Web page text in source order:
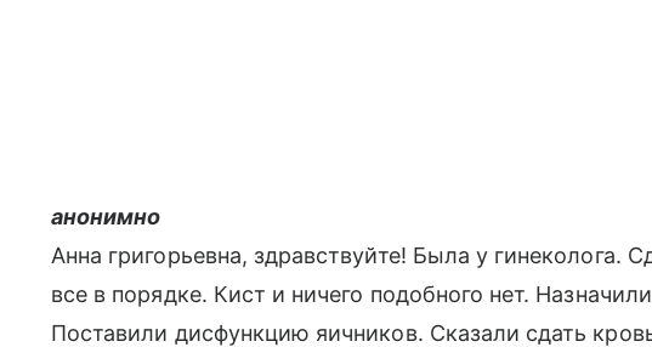
анонимно
Анна григорьевна, здравствуйте! Была у гинеколога.
все в порядке. Кист и ничего подобного нет.
Поставили дисфункцию яичников. Сказали сдать